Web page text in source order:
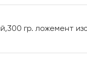
гр. ложемент